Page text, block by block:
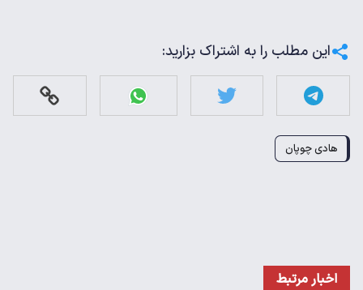
این مطلب را به اشتراک بزارید:
هادی چوپان
اخبار مرتبط